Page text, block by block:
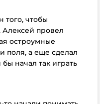
того, чтобы
Алексей провел
остроумные
поля, а еще сделал
начал так играть